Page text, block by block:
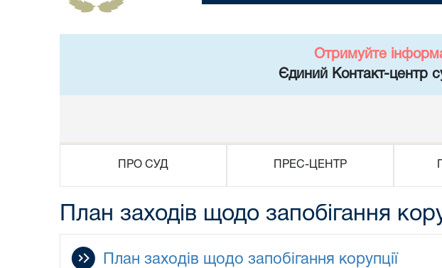
Отримуйте
Єдиний Контакт-центр
ПРО СУД ПРЕС-ЦЕНТР
План заходів щодо запобігання
План заходів щодо запобігання корупції